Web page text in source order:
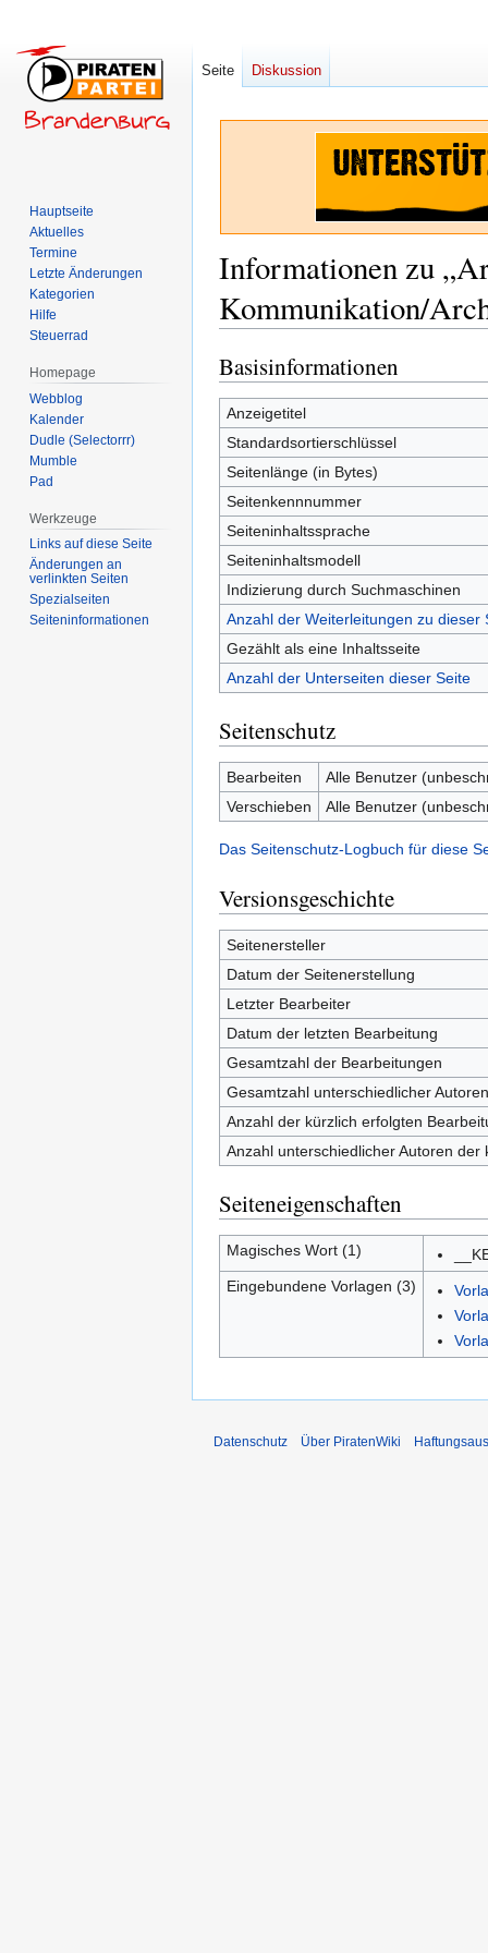
Informationen zu
Kommunikation/
Zur
Navigation
springen
Zur
Suche
springen
Basisinformationen
Anzeigetitel
Standardsortierschlüssel
Seitenlänge (in Bytes)
Seitenkennnummer
Seiteninhaltssprache
Seiteninhaltsmodell
Indizierung durch Suchmaschinen
Anzahl der Weiterleitungen zu dieser
Gezählt als eine Inhaltsseite
Anzahl der Unterseiten dieser Seite
Seitenschutz
Bearbeiten
Alle Benutzer
Verschieben
Alle Benutzer
Das Seitenschutz-Logbuch für diese
Versionsgeschichte
Seitenersteller
Datum der Seitenerstellung
Letzter Bearbeiter
Datum der letzten Bearbeitung
Gesamtzahl der Bearbeitungen
Gesamtzahl unterschiedlicher Autoren
Anzahl der kürzlich erfolgten
Anzahl unterschiedlicher Autoren
Seiteneigenschaften
Magisches Wort (1)
Eingebundene Vorlagen (3)
Seite Diskussion
Hauptseite
Aktuelles
Termine
Letzte Änderungen
Kategorien
Hilfe
Steuerrad
Homepage
Webblog
Kalender
Dudle (Selectorrr)
Mumble
Pad
Werkzeuge
Links auf diese Seite
Änderungen an
verlinkten Seiten
Spezialseiten
Seiten­­informationen
Datenschutz Über PiratenWiki